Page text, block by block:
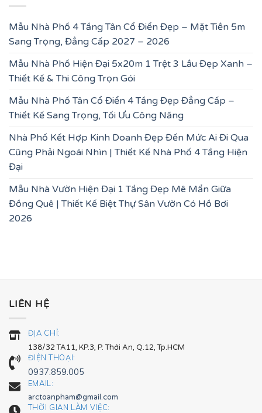
Mẫu Nhà Phố 4 Tầng Tân Cổ Điển Đẹp – Mặt Tiền 5m
Sang Trọng, Đẳng Cấp 2027 – 2026
Mẫu Nhà Phố Hiện Đại 5x20m 1 Trệt 3 Lầu Đẹp Xanh –
Thiết Kế & Thi Công Trọn Gói
Mẫu Nhà Phố Tân Cổ Điển 4 Tầng Đẹp Đẳng Cấp –
Thiết Kế Sang Trọng, Tối Ưu Công Năng
Nhà Phố Kết Hợp Kinh Doanh Đẹp Đến Mức Ai Đi Qua
Cũng Phải Ngoái Nhìn | Thiết Kế Nhà Phố 4 Tầng Hiện
Đại
Mẫu Nhà Vườn Hiện Đại 1 Tầng Đẹp Mê Mẩn Giữa
Đồng Quê | Thiết Kế Biệt Thự Sân Vườn Có Hồ Bơi
2026
LIÊN HỆ
ĐỊA CHỈ:
138/32 TA11, KP.3, P. Thới An, Q.12, Tp.HCM
ĐIỆN THOẠI:
0937.859.005
EMAIL:
arctoanpham@gmail.com
THỜI GIAN LÀM VIỆC: